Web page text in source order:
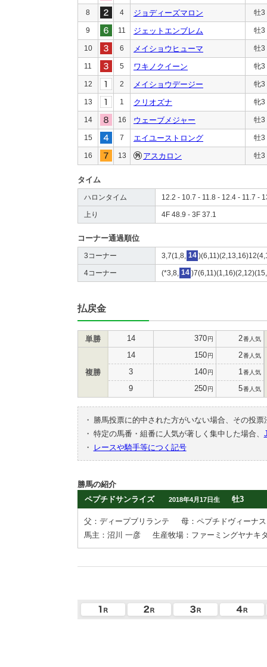
8 4 ジョディーズマロン 牡3
9 11 ジェットエンブレム 牡3
10 6 メイショウヒューマ 牡3
11 5 ワキノクイーン 牝3
12 2 メイショウデージー 牝3
13 1 クリオズナ 牝3
14 16 ウェーブメジャー 牡3
15 7 エイユーストロング 牡3
16 13 アスカロン 牡3
タイム
ハロンタイム 12.2 - 10.7 - 11.8 - 12.4 - 11.7 -
上り 4F 48.9 - 3F 37.1
コーナー通過順位
3コーナー 3,7(1,8, 14
4コーナー (*3,8, 14
払戻金
単勝 14 370円 2番人気
複勝
14 150円 2番人気
3 140円 1 番人気
9 250円 5番人気
・
勝馬投票に的中された方がいない場合、その投
・ 特定の馬番・組番に人気が著しく集中した場合、
・
レースや騎手等につく記号
勝馬の紹介
ペプチドサンライズ
2018年4月17日生 牡3
父：ディープブリランテ
母：ペプチドヴィーナス
馬主：沼川 一彦
生産牧場：ファーミングヤナキ